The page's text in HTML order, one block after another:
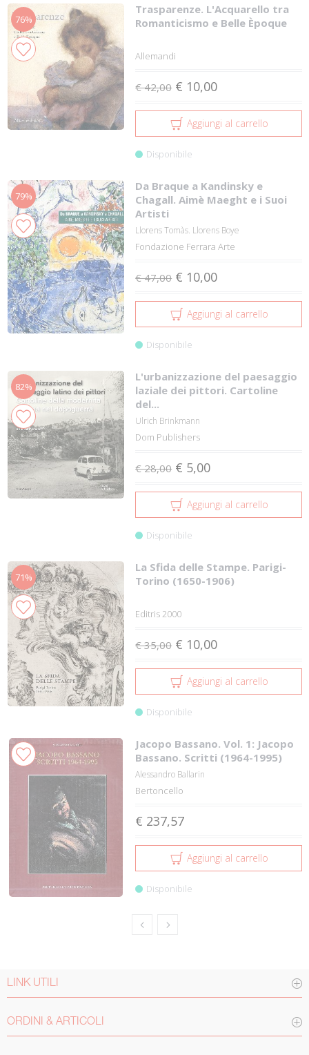
76%
Trasparenze. L'Acquarello tra
Romanticismo e Belle Èpoque
Allemandi
€ 42,00 € 10,00
Aggiungi al carrello
Disponibile
79%
Da Braque a Kandinsky e
Chagall. Aimè Maeght e i Suoi
Artisti
Llorens Tomàs. Llorens Boye
Fondazione Ferrara Arte
€ 47,00 € 10,00
Aggiungi al carrello
Disponibile
82%
L'urbanizzazione del paesaggio
laziale dei pittori. Cartoline
del...
Ulrich Brinkmann
Dom Publishers
€ 28,00 € 5,00
Aggiungi al carrello
Disponibile
71%
La Sfida delle Stampe. Parigi-
Torino (1650-1906)
Editris 2000
€ 35,00 € 10,00
Aggiungi al carrello
Disponibile
Jacopo Bassano. Vol. 1: Jacopo
Bassano. Scritti (1964-1995)
Alessandro Ballarin
Bertoncello
€ 237,57
Aggiungi al carrello
Disponibile
LINK UTILI
ORDINI & ARTICOLI